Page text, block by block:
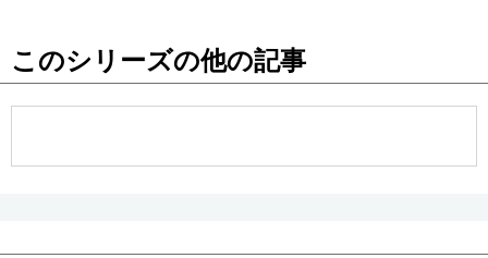
お知らせ
このシリーズの他の記事